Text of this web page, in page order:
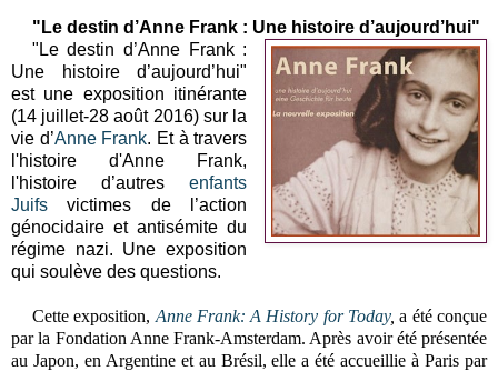
" Le destin d’Anne Frank : Une histoire d’aujourd’hui"
" Le destin d’Anne Frank :
Une histoire d’aujourd’hui"
est une exposition itinérante
(14 juillet-28 août 2016)sur la
vie d’Anne Frank. Et à travers
l'histoire d'Anne Frank,
l'histoire d’autresenfants
Juifs victimes de l’action
génocidaire et antisémite du
régime nazi. Une exposition
qui soulève des questions.
Cette exposition, Anne Frank: A History for Today,a été conçue
par la Fondation Anne Frank-Amsterdam. Après avoir été présentée
au Japon, en Argentine et au Brésil, elle a été accueillie à Paris par